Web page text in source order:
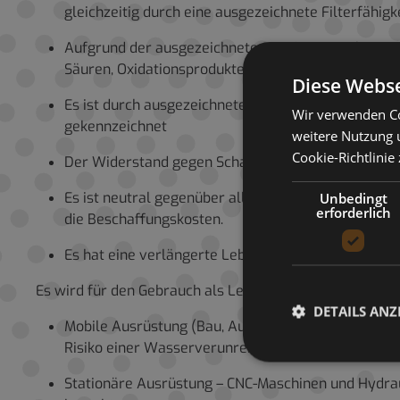
gleichzeitig durch eine ausgezeichnete
Aufgrund der ausgezeichneten
Säuren, Oxidationsprodukten und Wasser, was
Es ist durch ausgezeichnete demulgierende
gekennzeichnet
Der Widerstand gegen Schaumbildung und
Es ist neutral gegenüber allen
die Beschaffungskosten.
Es hat eine verlängerte Lebensdauer (die
Es wird für den Gebrauch als Leistungsflüssigkeit für
Mobile Ausrüstung (Bau, Autobahn, Bergbau,
Risiko einer Wasserverunreinigung betrieben wird
Stationäre Ausrüstung – CNC-Maschinen und
Diese
Wir verwenden
weitere Nutzung
Cookie-Richtlinie
Unbedingt
erforderlich
DETAILS